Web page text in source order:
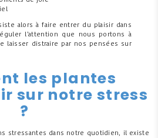
alors à faire entrer du plaisir dans
l’attention que nous portons à
laisser distraire par nos pensées sur
les plantes
sur notre stress
?
stressantes dans notre quotidien, il existe